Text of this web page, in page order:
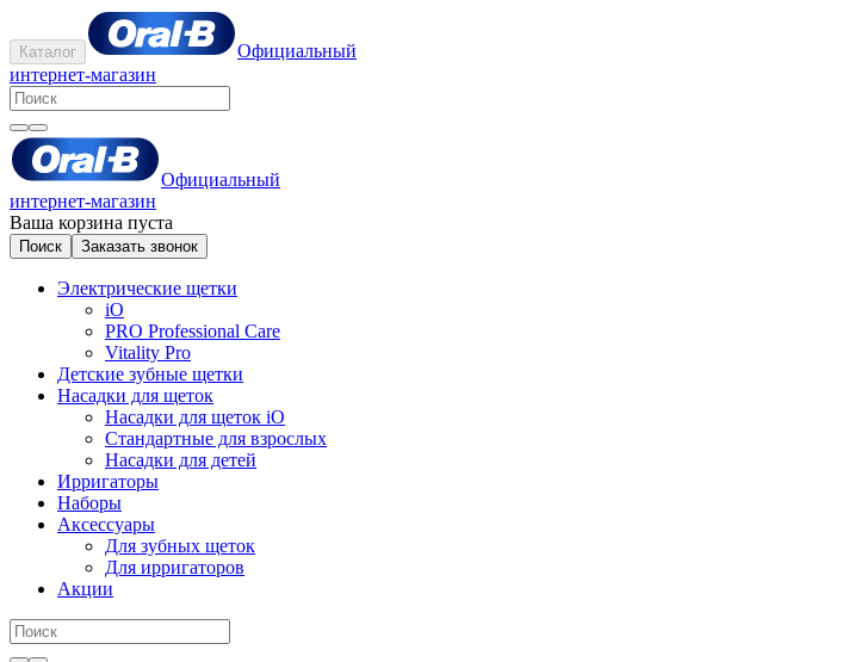
Каталог
Официальный
интернет-магазин
Официальный
интернет-магазин
Ваша корзина пуста
Поиск Заказать звонок
Электрические щетки
iO
PRO Professional Care
Vitality Pro
Детские зубные щетки
Насадки для щеток
Насадки для щеток iO
Стандартные для взрослых
Насадки для детей
Ирригаторы
Наборы
Аксессуары
Для зубных щеток
Для ирригаторов
Акции